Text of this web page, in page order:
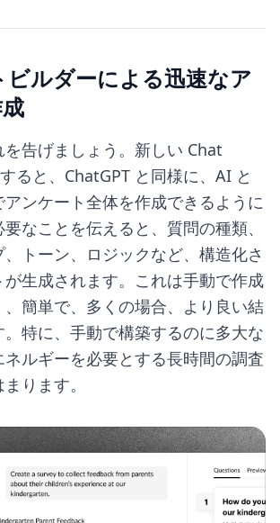
ルダーによる迅速なア
告げましょう。新しい Chat
ると、ChatGPT と同様に、AI と
ンケート全体を作成できるように
なことを伝えると、質問の種類、
トーン、ロジックなど、構造化さ
生成されます。これは手動で作成
簡単で、多くの場合、より良い結
特に、手動で構築するのに多大な
ルギーを必要とする長時間の調査
ります。